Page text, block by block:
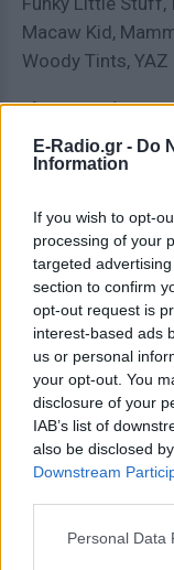
E-Radio.gr - Do
Information
If you wish to opt-
processing of your
targeted
section to confirm
opt-out request is
interest-based ads
us or personal
your opt-out. You
disclosure of your
IAB’s list of
also be disclosed
Downstream
Personal Data
Macaw Kid,
Woody Tints, YAZ
•Accessories:
9 – 11/12:
Handmade,
Lab, Sunseekers,
12 – 18/12:ALEF,
Μπλεξίματα,
QueenBeeCR,
Steps
Jewelry:
9 – 11/12:a-
Designer,
Desperate